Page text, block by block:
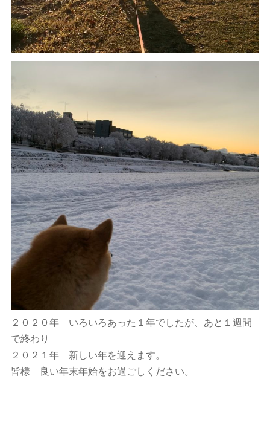
２０２０年 いろいろあった１年でしたが、あと１週間
で終わり
２０２１年 新しい年を迎えます。
皆様 良い年末年始をお過ごしください。